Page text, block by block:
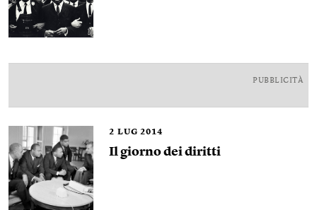
PUBBLICITÀ
2 LUG 2014
Il giorno dei diritti